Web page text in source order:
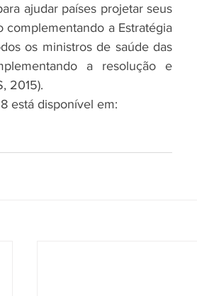
ajudar países projetar seus
a Estratégia
os ministros de saúde das
a resolução e
2015).
está disponível em: